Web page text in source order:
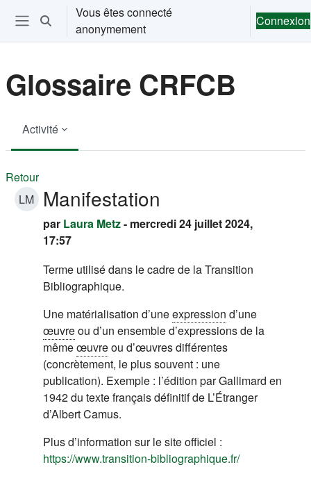
Passer au contenu principal
Ouvrir le menu de navigation
Activer/désactiver la saisie de recherche
Vous êtes connecté
anonymement
Connexion
Glossaire CRFCB
Activité
Retour
LM
Manifestation
par Laura Metz- mercredi 24 juillet 2024,
17:57
Terme utilisé dans le cadre de la Transition
Bibliographique.
Une matérialisation d’uneexpression d’une
œuvreou d’un ensemble d’expressions de la
mêmeœuvreou d’œuvres différentes
(concrètement, le plus souvent : une
publication). Exemple : l’édition par Gallimard en
1942 du texte français définitif de L’Étranger
d’Albert Camus.
Plus d’information sur le site officiel :
https://www.transition-bibliographique.fr/(s'ouvre dans